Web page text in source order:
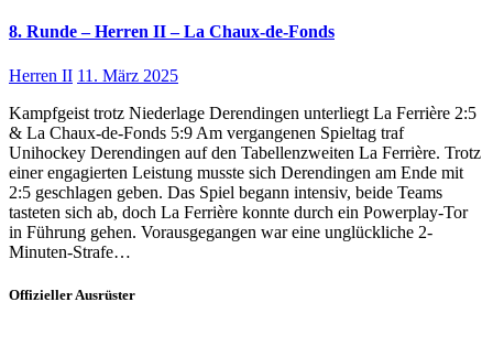
8. Runde – Herren II – La Chaux-de-Fonds
Herren II 11. März 2025
Kampfgeist trotz Niederlage Derendingen unterliegt La Ferrière 2:5
& La Chaux-de-Fonds 5:9 Am vergangenen Spieltag traf
Unihockey Derendingen auf den Tabellenzweiten La Ferrière. Trotz
einer engagierten Leistung musste sich Derendingen am Ende mit
2:5 geschlagen geben. Das Spiel begann intensiv, beide Teams
tasteten sich ab, doch La Ferrière konnte durch ein Powerplay-Tor
in Führung gehen. Vorausgegangen war eine unglückliche 2-
Minuten-Strafe…
Offizieller Ausrüster